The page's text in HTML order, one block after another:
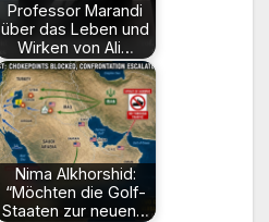
Professor Marandi
über das Leben und
Wirken von Ali…
Nima Alkhorshid:
“Möchten die Golf-
Staaten zur neuen…